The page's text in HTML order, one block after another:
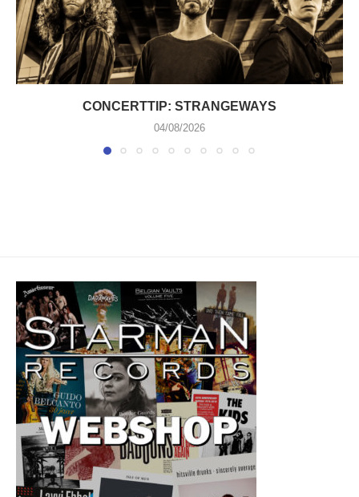
CONCERTTIP: STRANGEWAYS
04/08/2026